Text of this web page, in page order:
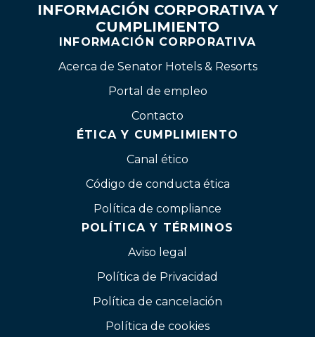
INFORMACIÓN CORPORATIVA Y
CUMPLIMIENTO
INFORMACIÓN CORPORATIVA
Acerca de Senator Hotels & Resorts
Portal de empleo
Contacto
ÉTICA Y CUMPLIMIENTO
Canal ético
Código de conducta ética
Política de compliance
POLÍTICA Y TÉRMINOS
Aviso legal
Política de Privacidad
Política de cancelación
Política de cookies